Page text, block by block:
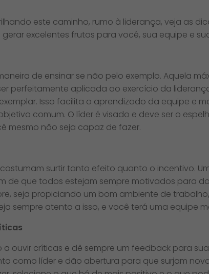
este caminho, rumo à liderança, veja as
excelentes frutos para você, sua equipe e
de ensinar se não pelo exemplo. Aquela
perfeitamente aplicada ao exercício da
Isso facilita o aprendizado da equipe e
comum. O líder é visado e deve ser o
mesmo não seja capaz de fazer.
surtir tanto efeito quanto o incentivo.
de que todos estejam sempre motivados para
seja propiciando um bom ambiente de
sempre atento a isso, e você terá uma
a ouvir críticas e dê sempre um feedback para
como líder e dão abertura para que surjam